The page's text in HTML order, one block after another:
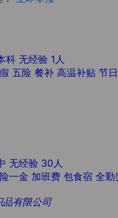
科 无经验 1人
五险 餐补 高温补贴 节
无经验 30人
一金 加班费 包食宿 全勤
品有限公司